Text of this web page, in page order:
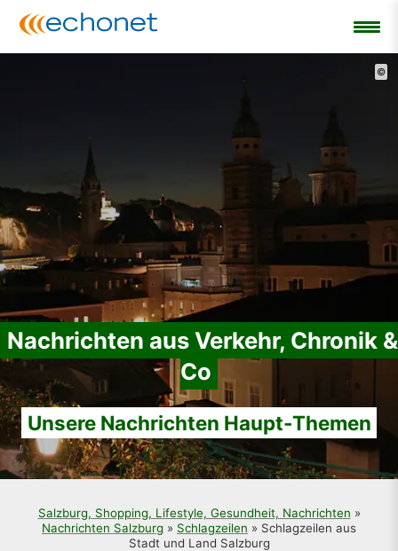
Nachrichten aus Verkehr, Chronik &
Co
Unsere Nachrichten Haupt-Themen
©
Salzburg, Shopping, Lifestyle, Gesundheit, Nachrichten »
Nachrichten Salzburg » Schlagzeilen » Schlagzeilen aus
Stadt und Land Salzburg